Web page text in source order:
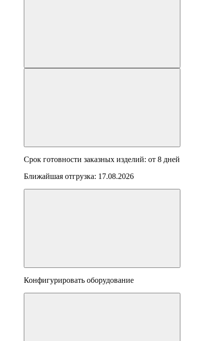
Срок готовности заказных изделий: от 8 дней
Ближайшая отгрузка: 17.08.2026
Конфигурировать оборудование